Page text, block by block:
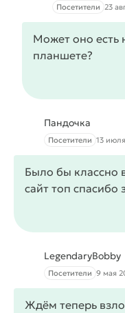
Посетители 23
Может оно есть
планшете?
Пандочка
Посетители 13
Было бы классно
сайт топ спасибо
LegendaryBobby
Посетители 9 мая
Ждём теперь